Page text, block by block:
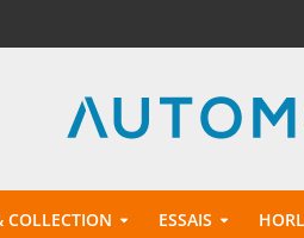
COLLECTION ESSAIS